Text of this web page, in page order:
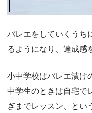
バレエをしていくうち
るようになり、達成感
小中学校はバレエ漬け
中学生のときは自宅で
ぎまでレッスン、とい